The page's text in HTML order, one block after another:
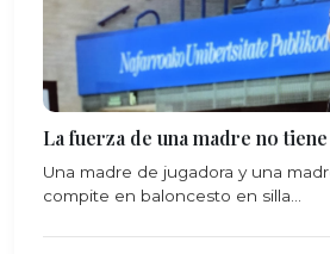
La fuerza de una madre no
Una madre de jugadora y una
compite en baloncesto en silla...